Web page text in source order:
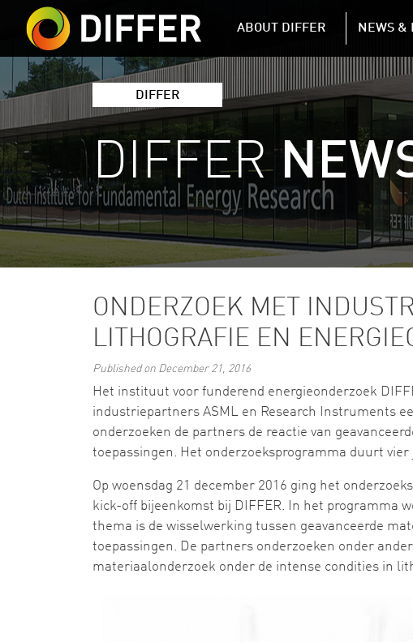
DIFFER MAIN
ABOUT DIFFER NEWS &
DIFFER
DIFFER
ONDERZOEK MET
LITHOGRAFIE EN
Published on December 21, 2016
Het instituut voor funderend energieonderzoek
industriepartners ASML en Research Instruments
onderzoeken de partners de reactie van
toepassingen. Het onderzoeksprogramma duurt
Op woensdag 21 december 2016 ging het
kick-off bijeenkomst bij DIFFER. In het programma
thema is de wisselwerking tussen geavanceerde
toepassingen. De partners onderzoeken onder
materiaalonderzoek onder de intense condities in